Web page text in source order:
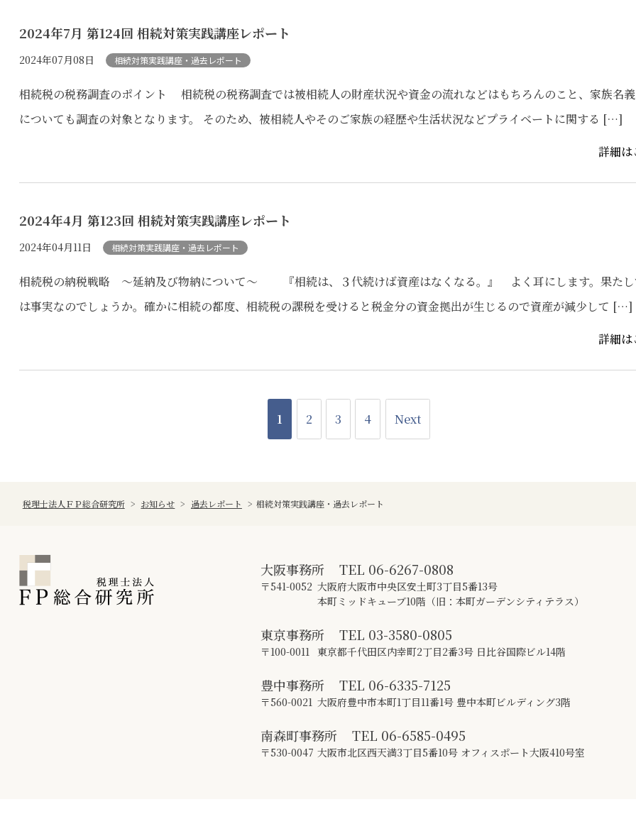
2024年7月 第124回 相続対策実践講座レポート
2024年07月08日 相続対策実践講座・過去レポート
相続税の税務調査のポイント 相続税の税務調査では被相続人の財産状況や資金の流れなどはもちろんのこと、家族名
についても調査の対象となります。 そのため、被相続人やそのご家族の経歴や生活状況などプライベートに関する […]
詳細は
2024年4月 第123回 相続対策実践講座レポート
2024年04月11日 相続対策実践講座・過去レポート
相続税の納税戦略 ～延納及び物納について～ 『相続は、３代続けば資産はなくなる。』 よく耳にします。果たし
は事実なのでしょうか。確かに相続の都度、相続税の課税を受けると税金分の資金拠出が生じるので資産が減少して […]
詳細は
1 2 3 4 Next
税理士法人ＦＰ総合研究所 > お知らせ > 過去レポート > 相続対策実践講座・過去レポート
大阪事務所 TEL 06-6267-0808
〒541-0052 大阪府大阪市中央区安土町3丁目5番13号
本町ミッドキューブ10階（旧：本町ガーデンシティテラス）
東京事務所 TEL 03-3580-0805
〒100-0011 東京都千代田区内幸町2丁目2番3号 日比谷国際ビル14階
豊中事務所 TEL 06-6335-7125
〒560-0021 大阪府豊中市本町1丁目11番1号 豊中本町ビルディング3階
南森町事務所 TEL 06-6585-0495
〒530-0047 大阪市北区西天満3丁目5番10号 オフィスポート大阪410号室